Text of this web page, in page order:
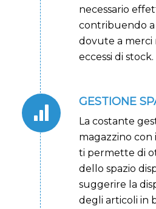
necessario
contribuendo
dovute a merci
eccessi di stock.
GESTIONE
La costante
magazzino con
ti permette di
dello spazio
suggerire la
degli articoli in